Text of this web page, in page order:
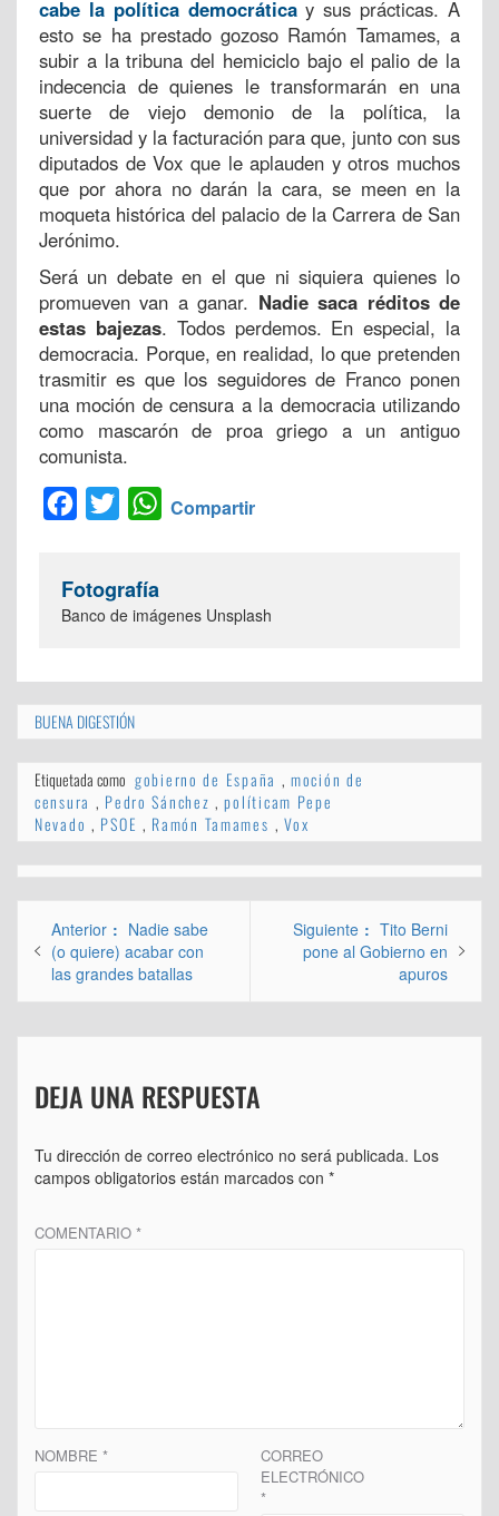
cabe la política democráticay sus prácticas. A
esto se ha prestado gozoso Ramón Tamames, a
subir a la tribuna del hemiciclo bajo el palio de la
indecencia de quienes le transformarán en una
suerte de viejo demonio de la política, la
universidad y la facturación para que, junto con sus
diputados de Vox que le aplauden y otros muchos
que por ahora no darán la cara, se meen en la
moqueta histórica del palacio de la Carrera de San
Jerónimo.
Será un debate en el que ni siquiera quienes lo
promueven van a ganar. Nadie saca réditos de
estas bajezas. Todos perdemos. En especial, la
democracia. Porque, en realidad, lo que pretenden
trasmitir es que los seguidores de Franco ponen
una moción de censura a la democracia utilizando
como mascarón de proa griego a un antiguo
comunista.
Facebook
TwitterWhatsApp
Compartir
Fotografía
Banco de imágenes Unsplash
BUENA DIGESTIÓN
Etiquetada como gobierno de España , moción de
censura , Pedro Sánchez , políticam Pepe
Nevado , PSOE , Ramón Tamames , Vox
Navegación
de
entradas
Anterior
Entrada
anterior:
Nadie sabe
(o quiere) acabar con
las grandes batallas
Siguiente
Entrada
siguiente:
Tito Berni
pone al Gobierno en
apuros
DEJA UNA RESPUESTA
Tu dirección de correo electrónico no será publicada. Los
campos obligatorios están marcados con *
COMENTARIO *
NOMBRE *
CORREO
ELECTRÓNICO
*